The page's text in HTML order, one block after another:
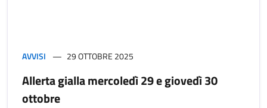
AVVISI 29 OTTOBRE 2025
Allerta gialla mercoledì 29 e giovedì 30
ottobre